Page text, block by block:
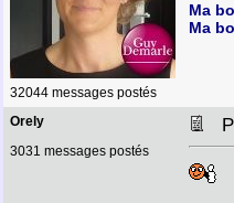
32044 messages postés
Ma
Ma
Orely
3031 messages postés